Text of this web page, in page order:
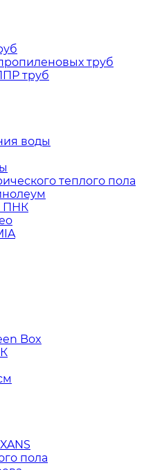
труб
труб
воды
теплого пола
ПНК
Box
пола